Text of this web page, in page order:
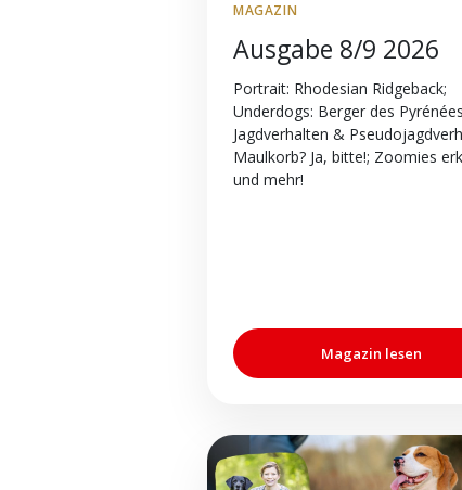
MAGAZIN
Ausgabe 8/9 2026
Portrait: Rhodesian Ridgeback;
Underdogs: Berger des
Jagdverhalten &
Maulkorb? Ja, bitte!; Zoomies
und mehr!
Magazin lesen